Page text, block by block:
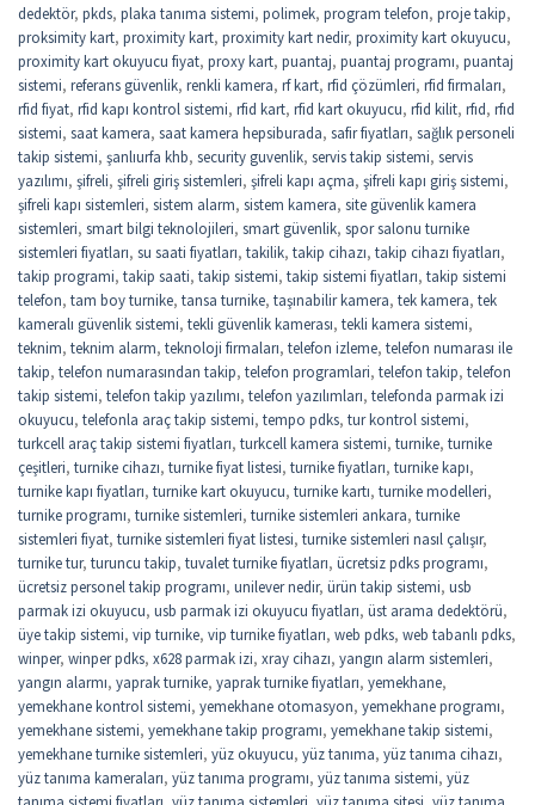
dedektör, pkds, plaka tanıma sistemi, polimek, program telefon, proje takip,
proksimity kart, proximity kart, proximity kart nedir, proximity kart okuyucu,
proximity kart okuyucu fiyat, proxy kart, puantaj, puantaj programı, puantaj
sistemi, referans güvenlik, renkli kamera, rf kart, rfid çözümleri, rfid firmaları,
rfid fiyat, rfid kapı kontrol sistemi, rfid kart, rfid kart okuyucu, rfid kilit, rfıd, rfıd
sistemi, saat kamera, saat kamera hepsiburada, safir fiyatları, sağlık personeli
takip sistemi, şanlıurfa khb, security guvenlik, servis takip sistemi, servis
yazılımı, şifreli, şifreli giriş sistemleri, şifreli kapı açma, şifreli kapı giriş sistemi,
şifreli kapı sistemleri, sistem alarm, sistem kamera, site güvenlik kamera
sistemleri, smart bilgi teknolojileri, smart güvenlik, spor salonu turnike
sistemleri fiyatları, su saati fiyatları, takilik, takip cihazı, takip cihazı fiyatları,
takip programi, takip saati, takip sistemi, takip sistemi fiyatları, takip sistemi
telefon, tam boy turnike, tansa turnike, taşınabilir kamera, tek kamera, tek
kameralı güvenlik sistemi, tekli güvenlik kamerası, tekli kamera sistemi,
teknim, teknim alarm, teknoloji firmaları, telefon izleme, telefon numarası ile
takip, telefon numarasından takip, telefon programlari, telefon takip, telefon
takip sistemi, telefon takip yazılımı, telefon yazılımları, telefonda parmak izi
okuyucu, telefonla araç takip sistemi, tempo pdks, tur kontrol sistemi,
turkcell araç takip sistemi fiyatları, turkcell kamera sistemi, turnike, turnike
çeşitleri, turnike cihazı, turnike fiyat listesi, turnike fiyatları, turnike kapı,
turnike kapı fiyatları, turnike kart okuyucu, turnike kartı, turnike modelleri,
turnike programı, turnike sistemleri, turnike sistemleri ankara, turnike
sistemleri fiyat, turnike sistemleri fiyat listesi, turnike sistemleri nasıl çalışır,
turnike tur, turuncu takip, tuvalet turnike fiyatları, ücretsiz pdks programı,
ücretsiz personel takip programı, unilever nedir, ürün takip sistemi, usb
parmak izi okuyucu, usb parmak izi okuyucu fiyatları, üst arama dedektörü,
üye takip sistemi, vip turnike, vip turnike fiyatları, web pdks, web tabanlı pdks,
winper, winper pdks, x628 parmak izi, xray cihazı, yangın alarm sistemleri,
yangın alarmı, yaprak turnike, yaprak turnike fiyatları, yemekhane,
yemekhane kontrol sistemi, yemekhane otomasyon, yemekhane programı,
yemekhane sistemi, yemekhane takip programı, yemekhane takip sistemi,
yemekhane turnike sistemleri, yüz okuyucu, yüz tanıma, yüz tanıma cihazı,
yüz tanıma kameraları, yüz tanıma programı, yüz tanıma sistemi, yüz